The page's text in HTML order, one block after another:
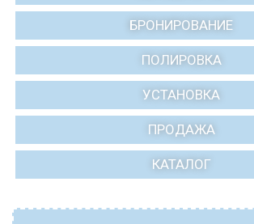
БРОНИРОВАНИЕ
ПОЛИРОВКА
УСТАНОВКА
ПРОДАЖА
КАТАЛОГ